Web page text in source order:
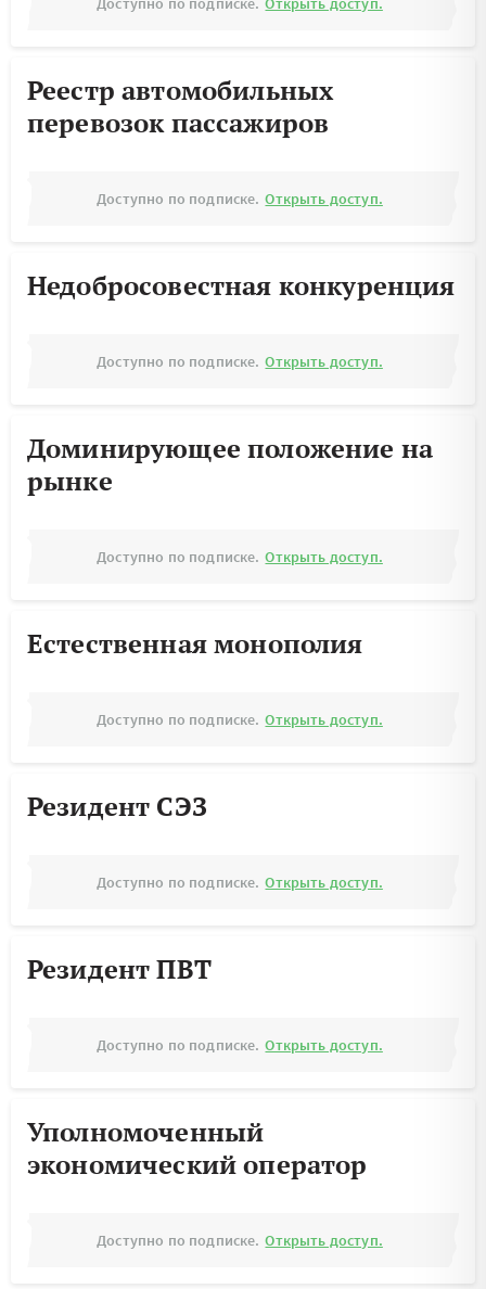
Реестр автомобильных
перевозок пассажиров
Доступно по подписке. Открыть доступ.
Недобросовестная конкуренция
Доступно по подписке. Открыть доступ.
Доминирующее положение на
рынке
Доступно по подписке. Открыть доступ.
Естественная монополия
Доступно по подписке. Открыть доступ.
Резидент СЭЗ
Доступно по подписке. Открыть доступ.
Резидент ПВТ
Доступно по подписке. Открыть доступ.
Уполномоченный
экономический оператор
Доступно по подписке. Открыть доступ.